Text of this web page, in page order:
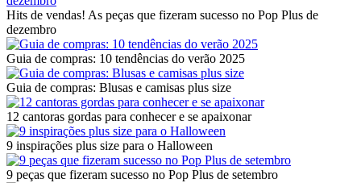
Hits de vendas! As peças que fizeram sucesso no Pop Plus de
dezembro
Guia de compras: 10 tendências do verão 2025
Guia de compras: Blusas e camisas plus size
12 cantoras gordas para conhecer e se apaixonar
9 inspirações plus size para o Halloween
9 peças que fizeram sucesso no Pop Plus de setembro